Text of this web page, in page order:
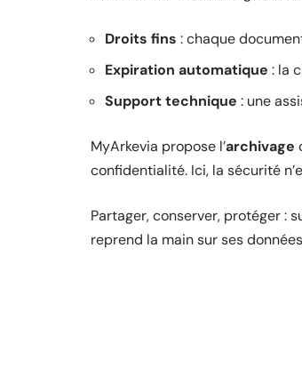
Droits fins : chaque
Expiration automatique : la
Support technique : une
MyArkevia propose l’archivage
confidentialité. Ici, la sécurité
Partager, conserver, protéger :
reprend la main sur ses